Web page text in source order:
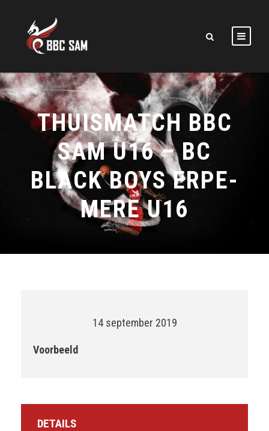
THUISMATCH BBC
SAM U16 – BC
BLACK BOYS ERPE-
MERE U16
14 september 2019
Voorbeeld
DETAILS